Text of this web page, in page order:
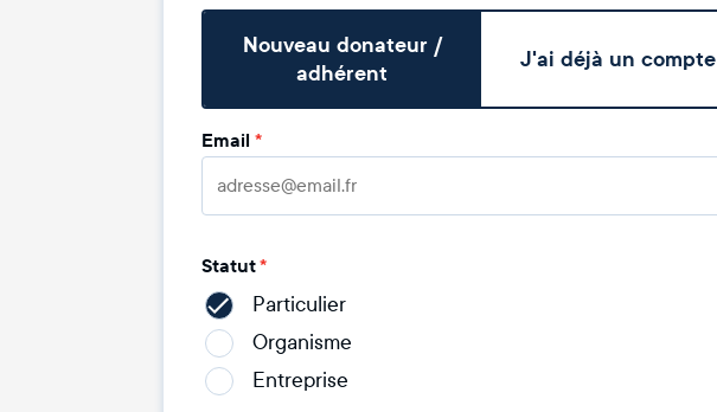
Nouveau donateur /
adhérent
J'ai déjà un compte
Email *
Statut*
Particulier
Organisme
Entreprise